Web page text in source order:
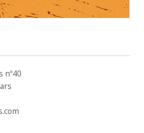
nº40